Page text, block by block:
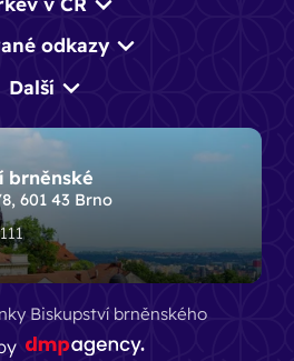
odkazy
Další
brněnské
601 43 Brno
Biskupství brněnského